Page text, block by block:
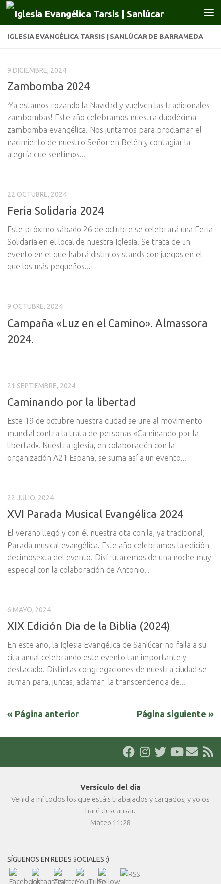
Saltar al contenido
IGLESIA EVANGÉLICA TARSIS | SANLÚCAR DE BARRAMEDA
9 DICIEMBRE, 2024
Zambomba 2024
¡Ya estamos rozando la Navidad y vuelven las tradicionales
zambombas! Este año celebramos nuestra duodécima
zambomba evangélica. Nos juntamos para proclamar el
nacimiento de nuestro Señor en Belén y contagiar la
alegría que sentimos...
22 OCTUBRE, 2024
Feria Solidaria 2024
Este próximo sábado 26 de octubre se celebrará una Feria
Solidaria en el local de nuestra Iglesia. Se trata de un
evento en el que habrá distintos stands con juegos en el
que los más pequeños...
9 OCTUBRE, 2024
Campaña «Luz en el Camino». Almassora
2024.
21 SEPTIEMBRE, 2024
Caminando por la libertad
Este 19 de octubre nuestra ciudad se une al movimiento
mundial contra la trata de personas «Caminando por la
libertad». Nuestra iglesia, en colaboración con la
organización A21 España, se suma así a un evento...
22 JULIO, 2024
XVI Parada Musical Evangélica 2024
El verano llegó y con él nuestra cita con la, ya tradicional,
Parada musical evangélica. Este año celebramos la edición
decimosexta del evento. Disfrutaremos de una noche muy
especial con la colaboración de Antonio...
6 MAYO, 2024
XIX Edición Día de la Biblia (2024)
En este año, la Iglesia Evangélica de Sanlúcar no falla a su
cita anual celebrando este evento tan importante y
destacado. Distintas congregaciones de nuestra ciudad se
suman para, juntas, aclamar la transcendencia de...
« Página anterior Página siguiente »
Versículo del día
Venid a mí todos los que estáis trabajados y cargados, y yo os
haré descansar.
Mateo 11:28
SÍGUENOS EN REDES SOCIALES :)